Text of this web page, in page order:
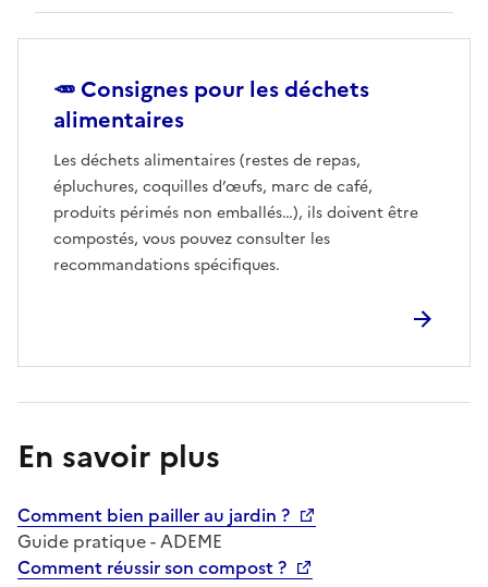
🥕 Consignes pour les déchets
alimentaires
Les déchets alimentaires (restes de repas,
épluchures, coquilles d’œufs, marc de café,
produits périmés non emballés…), ils doivent être
compostés, vous pouvez consulter les
recommandations spécifiques.
En savoir plus
Comment bien pailler au jardin ?
Guide pratique - ADEME
Comment réussir son compost ?